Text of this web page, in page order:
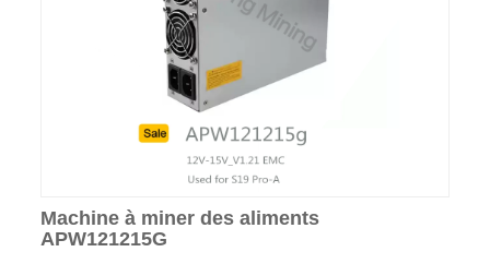
Machine à miner des aliments
APW121215G